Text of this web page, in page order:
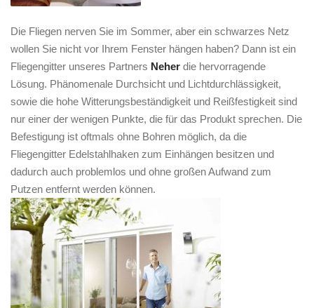
Die Fliegen nerven Sie im Sommer, aber ein schwarzes Netz
wollen Sie nicht vor Ihrem Fenster hängen haben? Dann ist ein
Fliegengitter unseres Partners Neher die hervorragende
Lösung. Phänomenale Durchsicht und Lichtdurchlässigkeit,
sowie die hohe Witterungsbeständigkeit und Reißfestigkeit sind
nur einer der wenigen Punkte, die für das Produkt sprechen. Die
Befestigung ist oftmals ohne Bohren möglich, da die
Fliegengitter Edelstahlhaken zum Einhängen besitzen und
dadurch auch problemlos und ohne großen Aufwand zum
Putzen entfernt werden können.